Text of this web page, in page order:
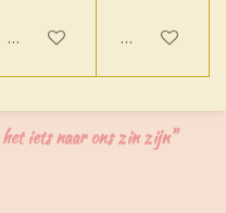
In winkelwagenHoud mij
iets naar ons zin zijn"